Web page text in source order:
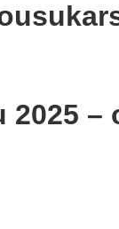
2025 –